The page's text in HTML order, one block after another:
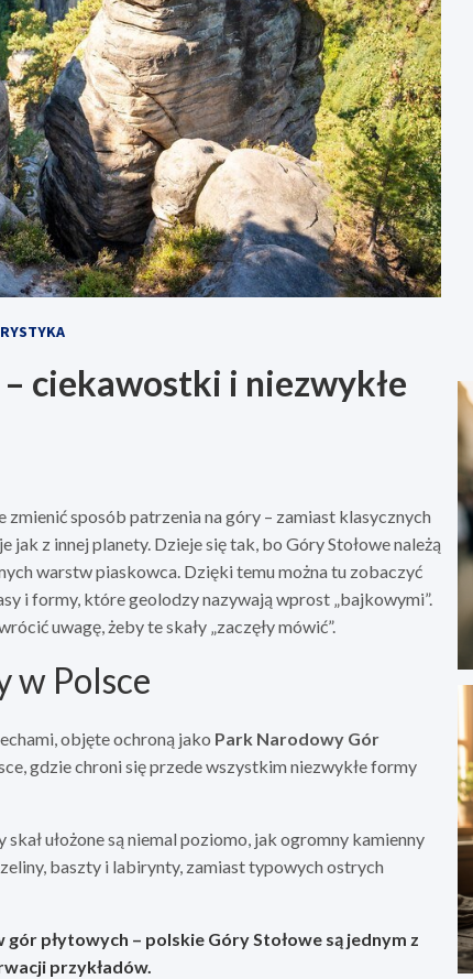
ciekawostki i niezwykłe
sposób patrzenia na góry – zamiast klasycznych
z innej planety. Dzieje się tak, bo Góry Stołowe należą
warstw piaskowca. Dzięki temu można tu zobaczyć
i formy, które geolodzy nazywają wprost „bajkowymi”.
uwagę, żeby te skały „zaczęły mówić”.
w Polsce
objęte ochroną jako Park Narodowy Gór
gdzie chroni się przede wszystkim niezwykłe formy
skał ułożone są niemal poziomo, jak ogromny kamienny
baszty i labirynty, zamiast typowych ostrych
płytowych – polskie Góry Stołowe są jednym z
przykładów.